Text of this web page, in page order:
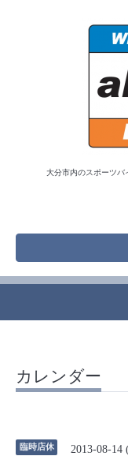
大分市内のスポーツバ
カレンダー
臨時店休 2013-08-14